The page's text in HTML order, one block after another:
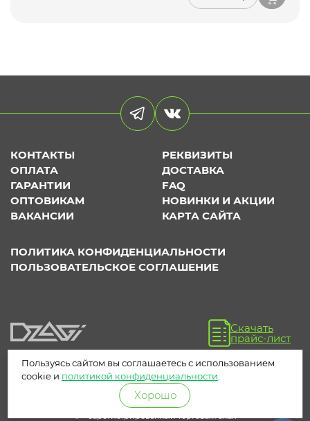
КОНТАКТЫ
РЕКВИЗИТЫ
ОПЛАТА
ДОСТАВКА
ГАРАНТИИ
FAQ
ОПТОВИКАМ
НОВИНКИ И АКЦИИ
ВАКАНСИИ
КАРТА САЙТА
ПОЛИТИКА КОНФИДЕНЦИАЛЬНОСТИ
ПОЛЬЗОВАТЕЛЬСКОЕ СОГЛАШЕНИЕ
Скачать
прайс-лист
® – зарегистрированный торговый знак
Пользуясь сайтом вы соглашаетесь с использованием
cookie и политикой конфиденциальности
Хорошо